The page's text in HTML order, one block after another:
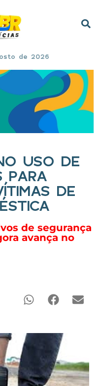
de 2026
USO DE
PARA
DE
de segurança
avança no